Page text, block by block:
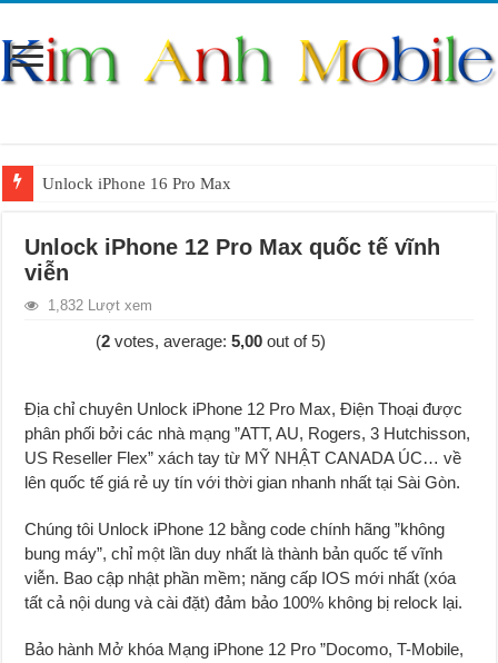
Unlock iPhone 16 Pro Max
Unlock Samsung Galaxy S26 Ultra
Unlock Samsung Galaxy Z Fold 7 giá rẻ
Unlock iPhone 12 Pro Max quốc tế vĩnh
viễn
1,832 Lượt xem
(2 votes, average:5,00 out of 5)
Địa chỉ chuyên Unlock iPhone 12 Pro Max, Điện Thoại được
phân phối bởi các nhà mạng ”ATT, AU, Rogers, 3 Hutchisson,
US Reseller Flex” xách tay từ MỸ NHẬT CANADA ÚC… về
lên quốc tế giá rẻ uy tín với thời gian nhanh nhất tại Sài Gòn.
Chúng tôi Unlock iPhone 12 bằng code chính hãng ”không
bung máy”, chỉ một lần duy nhất là thành bản quốc tế vĩnh
viễn. Bao cập nhật phần mềm; năng cấp IOS mới nhất (xóa
tất cả nội dung và cài đặt) đảm bảo 100% không bị relock lại.
Bảo hành Mở khóa Mạng iPhone 12 Pro ”Docomo, T-Mobile,